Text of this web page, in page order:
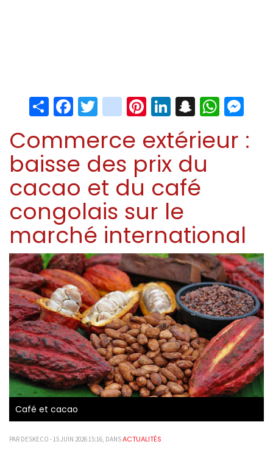
ShareFacebook
Twitter
instagram
Pinterest
LinkedIn
Snapchat
Commerce extérieur :
baisse des prix du
cacao et du café
congolais sur le
marché international
Café et cacao
PAR DESKECO - 15 JUIN 2026 15:16, DANSACTUALITÉS